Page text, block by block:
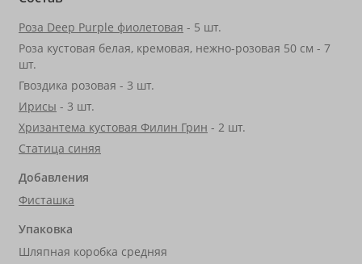
Роза Deep Purple фиолетовая - 5 шт.
Роза кустовая белая, кремовая, нежно-розовая 50 см - 7
шт.
Гвоздика розовая - 3 шт.
Ирисы - 3 шт.
Хризантема кустовая Филин Грин - 2 шт.
Статица синяя
Добавления
Фисташка
Упаковка
Шляпная коробка средняя